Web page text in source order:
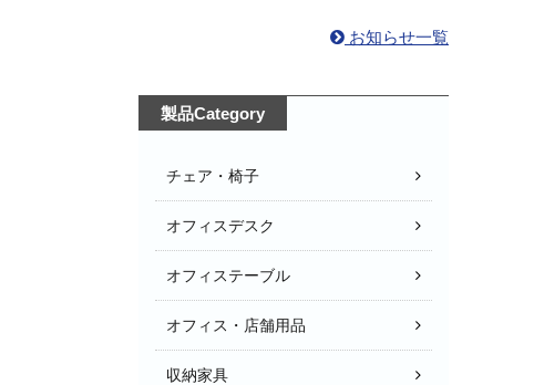
お知らせ一覧
製品Category
チェア・椅子
オフィスデスク
オフィステーブル
オフィス・店舗用品
収納家具